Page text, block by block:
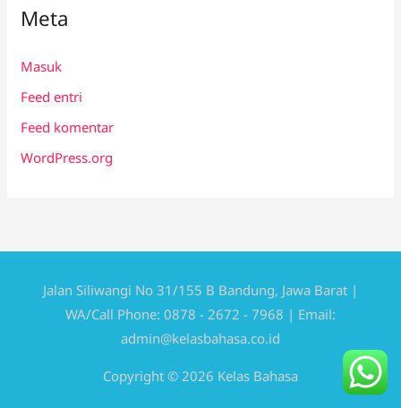
Meta
Masuk
Feed entri
Feed komentar
WordPress.org
Jalan Siliwangi No 31/155 B Bandung, Jawa Barat |
WA/Call Phone: 0878 - 2672 - 7968 | Email:
admin@kelasbahasa.co.id
Copyright © 2026 Kelas Bahasa